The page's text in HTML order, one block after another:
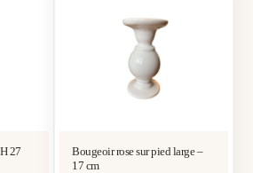
27
Bougeoir rose sur pied large –
17 cm